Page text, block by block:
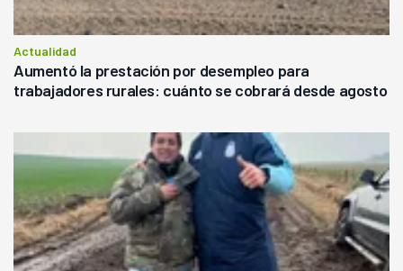
Actualidad
Aumentó la prestación por desempleo para
trabajadores rurales: cuánto se cobrará desde agosto